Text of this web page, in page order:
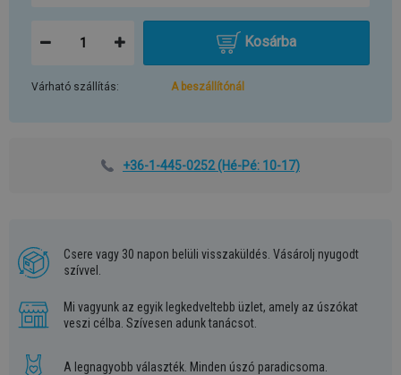
Kosárba
Várható szállítás: A beszállítónál
+36-1-445-0252(Hé-Pé: 10-17)
Csere vagy 30 napon belüli visszaküldés. Vásárolj nyugodt
szívvel.
Mi vagyunk az egyik legkedveltebb üzlet, amely az úszókat
veszi célba. Szívesen adunk tanácsot.
A legnagyobb választék. Minden úszó paradicsoma.